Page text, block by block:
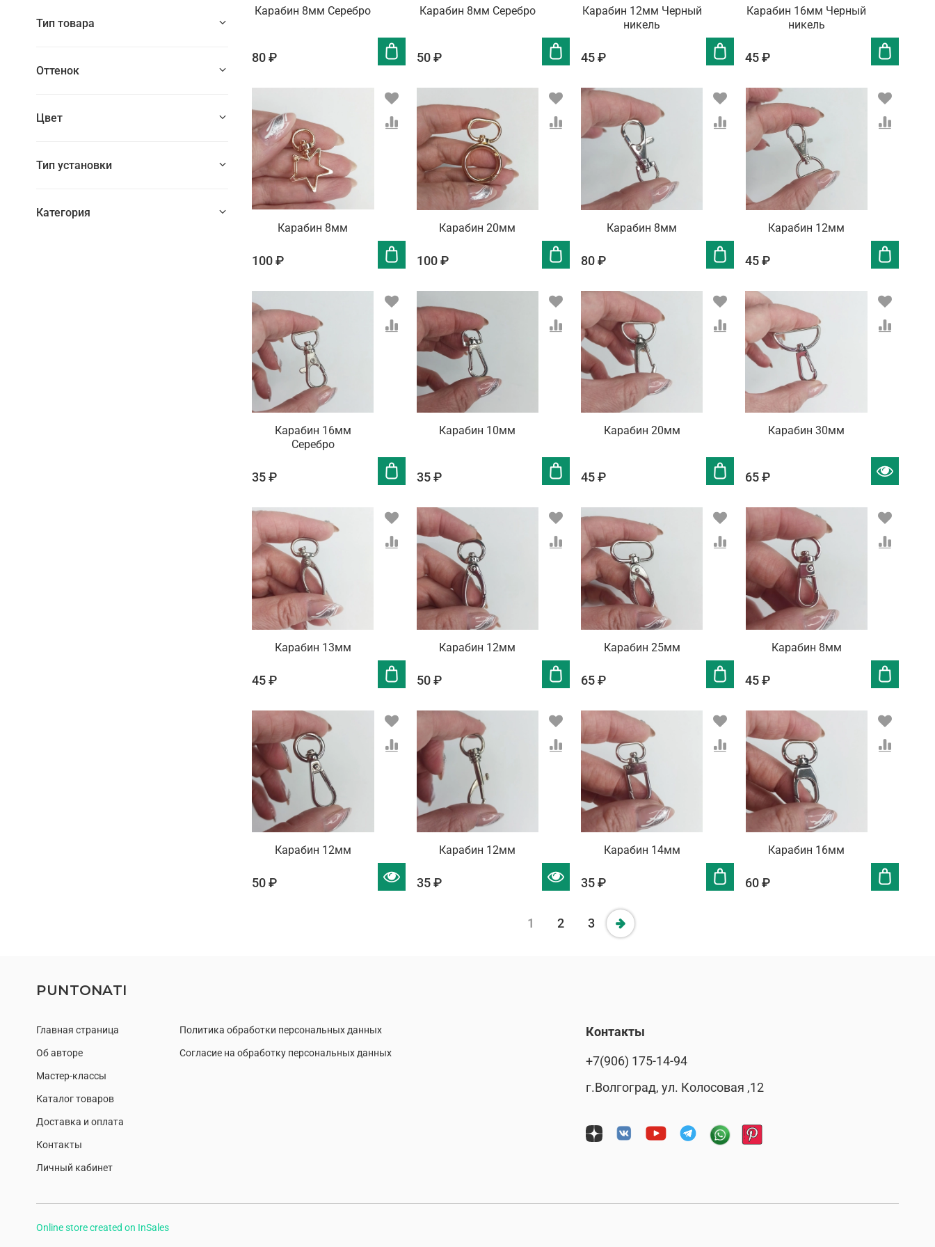
Карабин 8мм Серебро
80 ₽
Карабин 8мм Серебро
50 ₽
Карабин 12мм Черный
никель
45 ₽
Карабин 16мм Черный
никель
45 ₽
Карабин 8мм
100 ₽
Карабин 20мм
100 ₽
Карабин 8мм
80 ₽
Карабин 12мм
45 ₽
Карабин 16мм
Серебро
35 ₽
Карабин 10мм
35 ₽
Карабин 20мм
45 ₽
Карабин 30мм
65 ₽
Карабин 13мм
45 ₽
Карабин 12мм
50 ₽
Карабин 25мм
65 ₽
Карабин 8мм
45 ₽
Карабин 12мм
50 ₽
Карабин 12мм
35 ₽
Карабин 14мм
35 ₽
Карабин 16мм
60 ₽
1 2 3
Тип товара
Оттенок
Цвет
Тип установки
Категория
PUNTONATI
Главная страница
Об авторе
Мастер-классы
Каталог товаров
Доставка и оплата
Контакты
Личный кабинет
Политика обработки персональных данных
Согласие на обработку персональных данных
Контакты
+7(906) 175-14-94
г.Волгоград, ул. Колосовая ,12
Online store created on InSales